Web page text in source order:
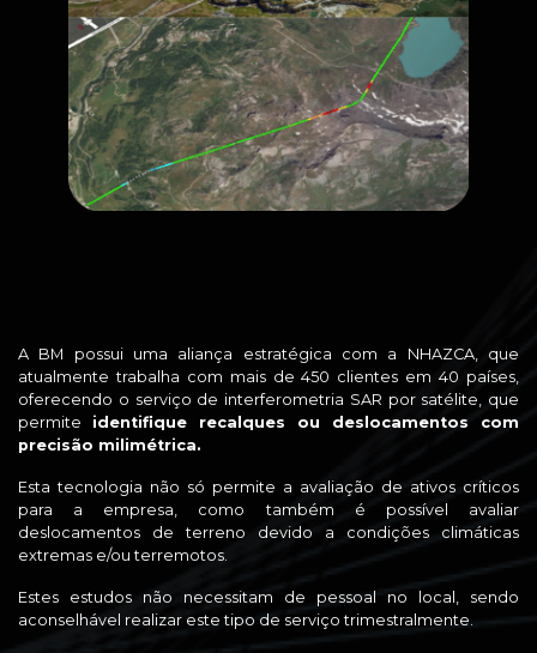
A BM possui uma aliança estratégica com a NHAZCA, que
atualmente trabalha com mais de 450 clientes em 40 países,
oferecendo o serviço de interferometria SAR por satélite, que
permite identifique recalques ou deslocamentos com
precisão milimétrica.
Esta tecnologia não só permite a avaliação de ativos críticos
para a empresa, como também é possível avaliar
deslocamentos de terreno devido a condições climáticas
extremas e/ou terremotos.
Estes estudos não necessitam de pessoal no local, sendo
aconselhável realizar este tipo de serviço trimestralmente.